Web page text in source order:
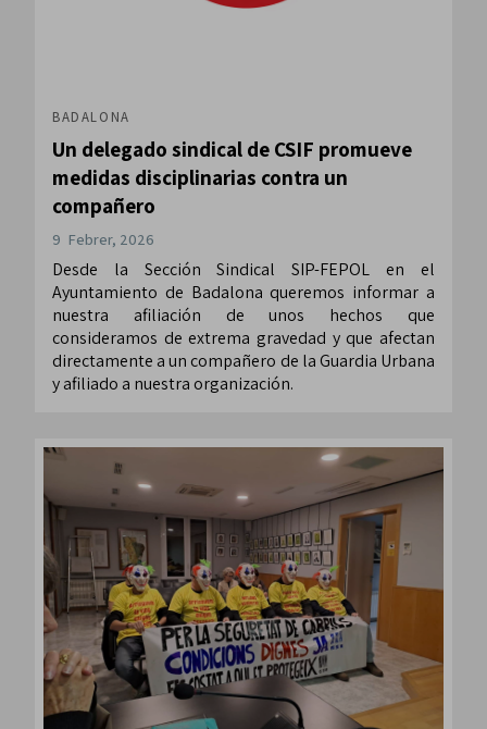
BADALONA
Un delegado sindical de CSIF promueve
medidas disciplinarias contra un
compañero
9 Febrer, 2026
Desde la Sección Sindical SIP-FEPOL en el
Ayuntamiento de Badalona queremos informar a
nuestra afiliación de unos hechos que
consideramos de extrema gravedad y que afectan
directamente a un compañero de la Guardia Urbana
y afiliado a nuestra organización.